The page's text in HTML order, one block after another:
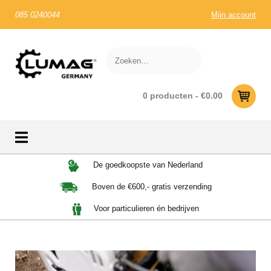
085 0240044 Mijn account
0 producten - €0.00
De goedkoopste van Nederland
Boven de €600,- gratis verzending
Voor particulieren én bedrijven